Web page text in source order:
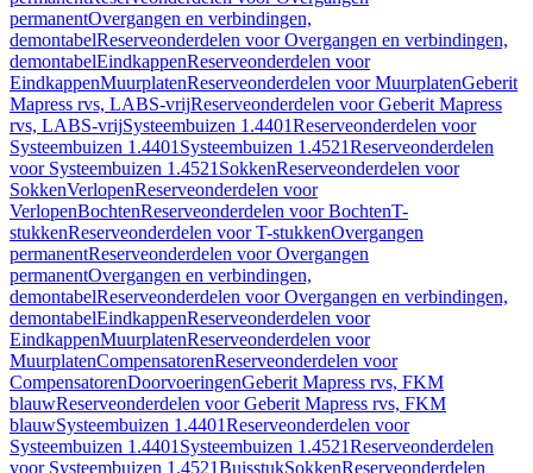
permanentOvergangen en verbindingen,
demontabelReserveonderdelen voor Overgangen en verbindingen,
demontabelEindkappenReserveonderdelen voor
EindkappenMuurplatenReserveonderdelen voor MuurplatenGeberit
Mapress rvs, LABS-vrijReserveonderdelen voor Geberit Mapress
rvs, LABS-vrijSysteembuizen 1.4401Reserveonderdelen voor
Systeembuizen 1.4401 Systeembuizen 1.4521Reserveonderdelen
voor Systeembuizen 1.4521 SokkenReserveonderdelen voor
SokkenVerlopenReserveonderdelen voor
VerlopenBochtenReserveonderdelen voor BochtenT-
stukkenReserveonderdelen voor T-stukkenOvergangen
permanentReserveonderdelen voor Overgangen
permanentOvergangen en verbindingen,
demontabelReserveonderdelen voor Overgangen en verbindingen,
demontabelEindkappenReserveonderdelen voor
EindkappenMuurplatenReserveonderdelen voor
MuurplatenCompensatorenReserveonderdelen voor
CompensatorenDoorvoeringenGeberit Mapress rvs, FKM
blauwReserveonderdelen voor Geberit Mapress rvs, FKM
blauwSysteembuizen 1.4401Reserveonderdelen voor
Systeembuizen 1.4401 Systeembuizen 1.4521Reserveonderdelen
voor Systeembuizen 1.4521BuisstukSokkenReserveonderdelen